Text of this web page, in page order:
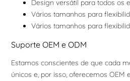
Design versátil para todos os
Vários tamanhos para
Vários tamanhos para
Suporte OEM e ODM
Estamos conscientes de que cada
únicos e, por isso, oferecemos OEM